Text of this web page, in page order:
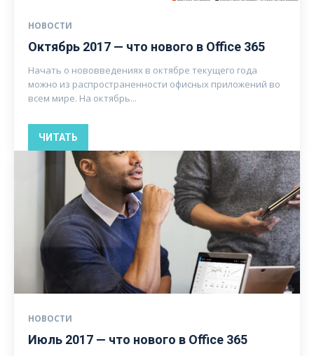
НОВОСТИ
Октябрь 2017 — что нового в Office 365
Начать о нововведениях в октябре текущего года
можно из распространенности офисных приложений во
всем мире. На октябрь...
ЧИТАТЬ
НОВОСТИ
Июль 2017 — что нового в Office 365